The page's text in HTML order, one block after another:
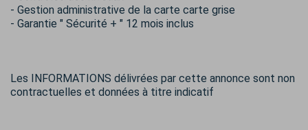
- Gestion administrative de la carte carte grise
- Garantie " Sécurité + " 12 mois inclus
Les INFORMATIONS délivrées par cette annonce sont non
contractuelles et données à titre indicatif